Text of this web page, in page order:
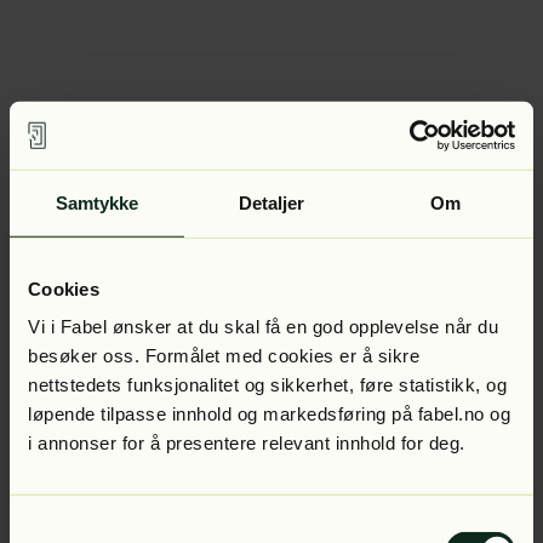
Samtykke Detaljer Om
Cookies
Vi i Fabel ønsker at du skal få en god opplevelse når du
besøker oss. Formålet med cookies er å sikre
nettstedets funksjonalitet og sikkerhet, føre statistikk, og
løpende tilpasse innhold og markedsføring på fabel.no og
i annonser for å presentere relevant innhold for deg.